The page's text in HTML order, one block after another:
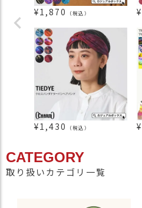
¥1,870 （税込） ¥
¥1,430 （税込） ¥
CATEGORY
取り扱いカテゴリ一覧